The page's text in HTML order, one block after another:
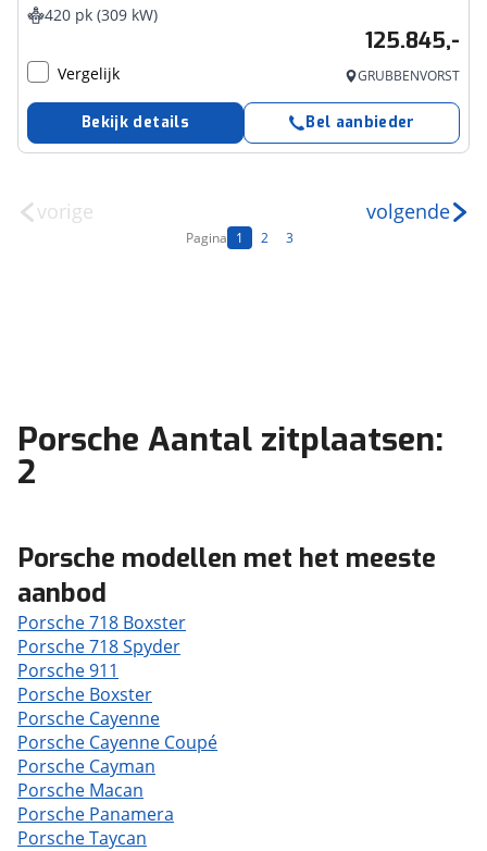
420 pk (309 kW)
125.845,-
Vergelijk GRUBBENVORST
Bekijk details Bel aanbieder
vorige
Pagina 1 2 3
volgende
Porsche Aantal zitplaatsen:
2
Porsche modellen met het meeste
aanbod
Porsche 718 Boxster
Porsche 718 Spyder
Porsche 911
Porsche Boxster
Porsche Cayenne
Porsche Cayenne Coupé
Porsche Cayman
Porsche Macan
Porsche Panamera
Porsche Taycan